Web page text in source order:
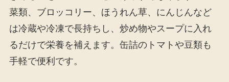
菜類、ブロッコリー、ほうれん草、にんじんなど
は冷蔵や冷凍で長持ちし、炒め物やスープに入れ
るだけで栄養を補えます。缶詰のトマトや豆類も
手軽で便利です。